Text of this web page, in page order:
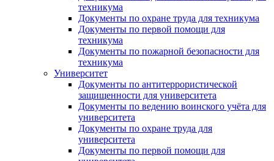
техникума
Документы по охране труда для техникума
Документы по первой помощи для
техникума
Документы по пожарной безопасности для
техникума
Университет
Документы по антитеррористической
защищенности для университета
Документы по ведению воинского учёта для
университета
Документы по охране труда для
университета
Документы по первой помощи для